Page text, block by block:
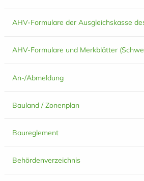
AHV-Formulare der Ausgleichskasse
AHV-Formulare und Merkblätter
An-/Abmeldung
Bauland / Zonenplan
Baureglement
Behördenverzeichnis